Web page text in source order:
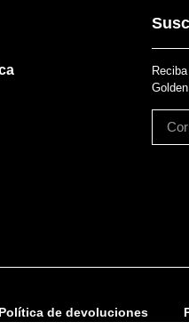
Política de devoluciones